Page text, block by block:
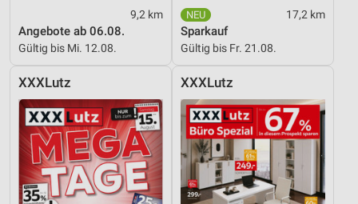
9,2 km
Angebote ab 06.08.
Gültig bis Mi. 12.08.
17,2 km
Sparkauf
Gültig bis Fr. 21.08.
XXXLutz XXXLutz
Messung der Performance von Inhalten
Analyse von Zielgruppen durch Statistiken oder
Kombinationen von Daten aus verschiedenen
Entwicklung und Verbesserung der Angebote
Verwendung reduzierter Daten zur Auswahl von
Inhalten
IAB-Besonderheiten:
Verwendung genauer Standortdaten